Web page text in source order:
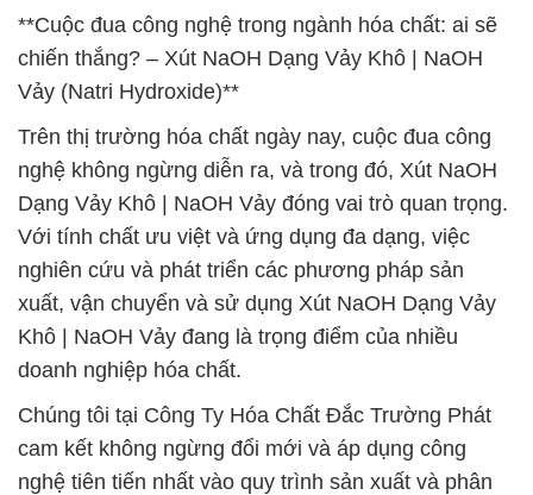
**Cuộc đua công nghệ trong ngành hóa chất: ai sẽ
chiến thắng? – Xút NaOH Dạng Vảy Khô | NaOH
Vảy (Natri Hydroxide)**
Trên thị trường hóa chất ngày nay, cuộc đua công
nghệ không ngừng diễn ra, và trong đó, Xút NaOH
Dạng Vảy Khô | NaOH Vảy đóng vai trò quan trọng.
Với tính chất ưu việt và ứng dụng đa dạng, việc
nghiên cứu và phát triển các phương pháp sản
xuất, vận chuyển và sử dụng Xút NaOH Dạng Vảy
Khô | NaOH Vảy đang là trọng điểm của nhiều
doanh nghiệp hóa chất.
Chúng tôi tại Công Ty Hóa Chất Đắc Trường Phát
cam kết không ngừng đổi mới và áp dụng công
nghệ tiên tiến nhất vào quy trình sản xuất và phân